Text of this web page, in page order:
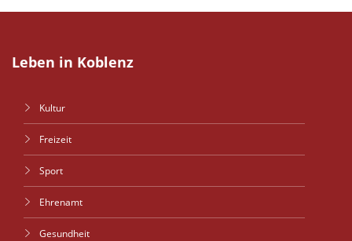
Leben in Koblenz
Kultur
Freizeit
Sport
Ehrenamt
Gesundheit